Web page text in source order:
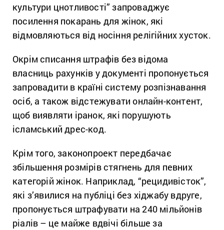
культури цнотливості” запроваджує
посилення покарань для жінок, які
відмовляються від носіння релігійних хусток.
Окрім списання штрафів без відома
власниць рахунків у документі пропонується
запровадити в країні систему розпізнавання
осіб, а також відстежувати онлайн-контент,
щоб виявляти іранок, які порушують
ісламський дрес-код.
Крім того, законопроект передбачає
збільшення розмірів стягнень для певних
категорій жінок. Наприклад, “рецидивісток”,
які з’явилися на публіці без хіджабу вдруге,
пропонується штрафувати на 240 мільйонів
ріалів – це майже вдвічі більше за